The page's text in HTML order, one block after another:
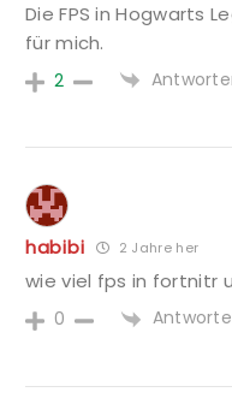
Die FPS in Hogwarts
für mich.
2
habibi 2 Jahre her
wie viel fps in fortnitr
0